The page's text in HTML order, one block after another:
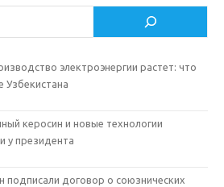
электроэнергии растет: что
Узбекистана
керосин и новые технологии
у президента
подписали договор о союзнических